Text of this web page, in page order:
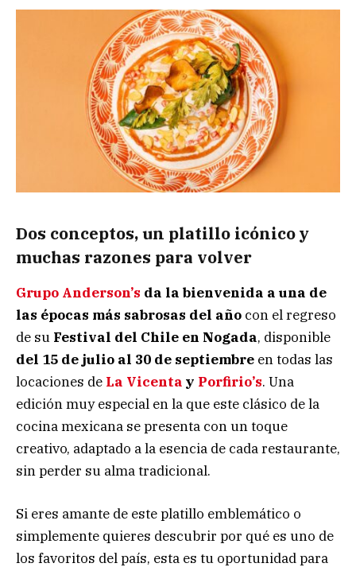
Dos conceptos, un platillo icónico y
muchas razones para volver
Grupo Anderson’s da la bienvenida a una de
las épocas más sabrosas del año con el regreso
de su Festival del Chile en Nogada, disponible
del 15 de julio al 30 de septiembre en todas las
locaciones de La Vicenta y Porfirio’s. Una
edición muy especial en la que este clásico de la
cocina mexicana se presenta con un toque
creativo, adaptado a la esencia de cada restaurante,
sin perder su alma tradicional.
Si eres amante de este platillo emblemático o
simplemente quieres descubrir por qué es uno de
los favoritos del país, esta es tu oportunidad para